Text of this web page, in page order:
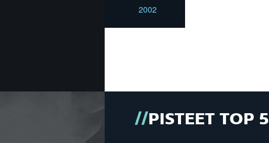
2002
PISTEET TOP 5